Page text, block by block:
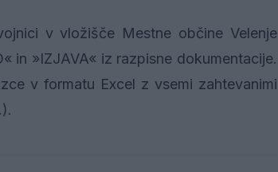
v vložišče Mestne občine Velenje
in »IZJAVA« iz razpisne dokumentacije.
v formatu Excel z vsemi zahtevanimi